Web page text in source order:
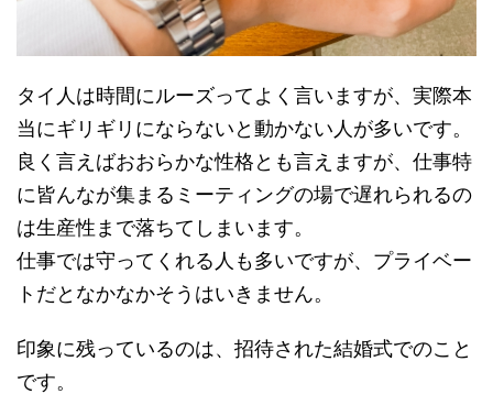
タイ人は時間にルーズってよく言いますが、実際本
当にギリギリにならないと動かない人が多いです。
良く言えばおおらかな性格とも言えますが、仕事特
に皆んなが集まるミーティングの場で遅れられるの
は生産性まで落ちてしまいます。
仕事では守ってくれる人も多いですが、プライベー
トだとなかなかそうはいきません。
印象に残っているのは、招待された結婚式でのこと
です。